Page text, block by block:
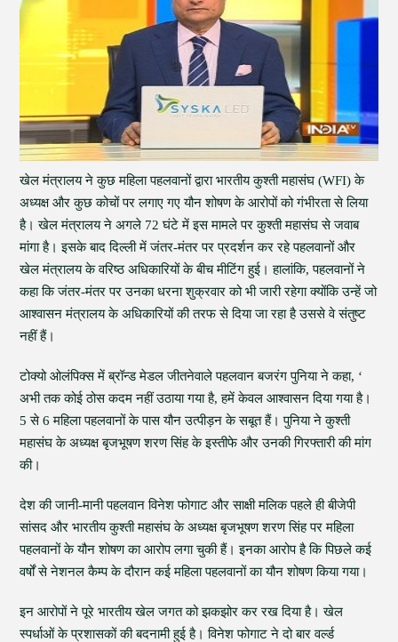
खेल मंत्रालय ने कुछ महिला पहलवानों द्वारा भारतीय कुश्ती महासंघ (WFI) के
अध्यक्ष और कुछ कोचों पर लगाए गए यौन शोषण के आरोपों को गंभीरता से लिया
है। खेल मंत्रालय ने अगले 72 घंटे में इस मामले पर कुश्ती महासंघ से जवाब
मांगा है। इसके बाद दिल्ली में जंतर-मंतर पर प्रदर्शन कर रहे पहलवानों और
खेल मंत्रालय के वरिष्ठ अधिकारियों के बीच मीटिंग हुई। हालांकि, पहलवानों ने
कहा कि जंतर-मंतर पर उनका धरना शुक्रवार को भी जारी रहेगा क्योंकि उन्हें जो
आश्वासन मंत्रालय के अधिकारियों की तरफ से दिया जा रहा है उससे वे संतुष्ट
नहीं हैं।
टोक्यो ओलंपिक्स में ब्रॉन्ड मेडल जीतनेवाले पहलवान बजरंग पुनिया ने कहा, ‘
अभी तक कोई ठोस कदम नहीं उठाया गया है, हमें केवल आश्वासन दिया गया है।
5 से 6 महिला पहलवानों के पास यौन उत्पीड़न के सबूत हैं। पुनिया ने कुश्ती
महासंघ के अध्यक्ष बृजभूषण शरण सिंह के इस्तीफे और उनकी गिरफ्तारी की मांग
की।
देश की जानी-मानी पहलवान विनेश फोगाट और साक्षी मलिक पहले ही बीजेपी
सांसद और भारतीय कुश्ती महासंघ के अध्यक्ष बृजभूषण शरण सिंह पर महिला
पहलवानों के यौन शोषण का आरोप लगा चुकी हैं। इनका आरोप है कि पिछले कई
वर्षों से नेशनल कैम्प के दौरान कई महिला पहलवानों का यौन शोषण किया गया।
इन आरोपों ने पूरे भारतीय खेल जगत को झकझोर कर रख दिया है। खेल
स्पर्धाओं के प्रशासकों की बदनामी हुई है। विनेश फोगाट ने दो बार वर्ल्ड